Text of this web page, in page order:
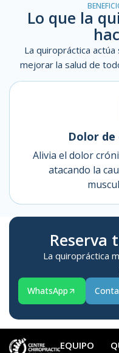
Lo que la
La quiropráctica
mejorar la salud de
Dolor de
Alivia el dolor
atacando la
Reserva
La quiropráctica
WhatsApp
EQUIPO